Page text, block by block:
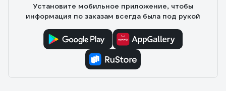
Установите мобильное приложение, чтобы
информация по заказам всегда была под рукой